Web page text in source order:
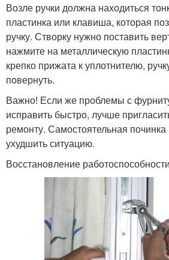
Возле ручки должна находиться
пластинка или клавиша, которая
ручку. Створку нужно поставить
нажмите на металлическую
крепко прижата к уплотнителю,
повернуть.
Важно! Если же проблемы с
исправить быстро, лучше
ремонту. Самостоятельная
ухудшить ситуацию.
Восстановление